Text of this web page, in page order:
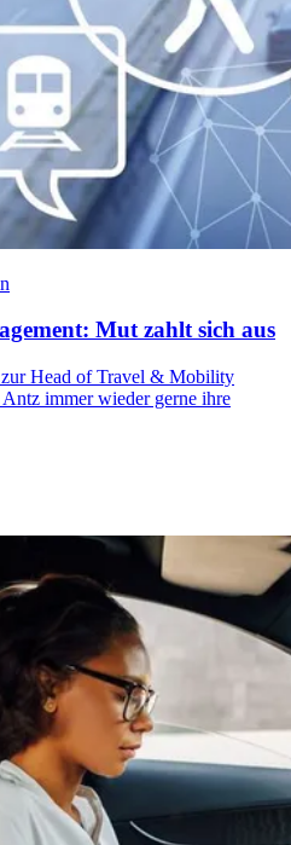
Mut zahlt sich aus
Head of Travel & Mobility
immer wieder gerne ihre